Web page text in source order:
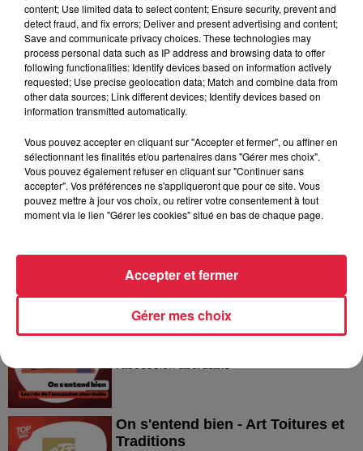
Europa-Park : des précisons sur
l’après Euro-Mir
Dans la même série
On s'entend bien - la Ligue contre
le Cancer du Bas-Rhin
du Bas-Rhin
On s'entend bien - Les Rendez-
On s'entend bien - Art Toitures et
Traditions
content; Use limited data to select content; Ensure security, prevent and
detect fraud, and fix errors; Deliver and present advertising and content;
Save and communicate privacy choices. These technologies may
process personal data such as IP address and browsing data to offer
following functionalities: Identify devices based on information actively
requested; Use precise geolocation data; Match and combine data from
other data sources; Link different devices; Identify devices based on
information transmitted automatically.
Vous pouvez accepter en cliquant sur "Accepter et fermer", ou affiner en
sélectionnant les finalités et/ou partenaires dans "Gérer mes choix".
Vous pouvez également refuser en cliquant sur "Continuer sans
accepter". Vos préférences ne s'appliqueront que pour ce site. Vous
pouvez mettre à jour vos choix, ou retirer votre consentement à tout
moment via le lien "Gérer les cookies" situé en bas de chaque page.
Gérer mes choix
Accepter et fermer